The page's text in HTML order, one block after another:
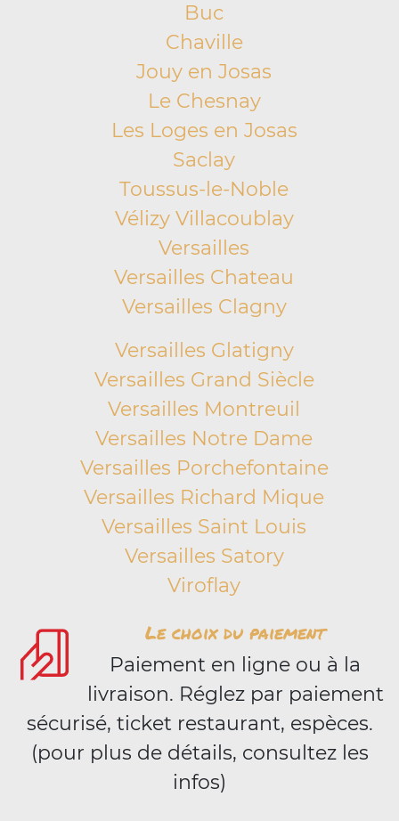
Buc
Chaville
Jouy en Josas
Le Chesnay
Les Loges en Josas
Saclay
Toussus-le-Noble
Vélizy Villacoublay
Versailles
Versailles Chateau
Versailles Clagny
Versailles Glatigny
Versailles Grand Siècle
Versailles Montreuil
Versailles Notre Dame
Versailles Porchefontaine
Versailles Richard Mique
Versailles Saint Louis
Versailles Satory
Viroflay
Le choix du paiement
Paiement en ligne ou à la
livraison. Réglez par paiement
sécurisé, ticket restaurant, espèces.
(pour plus de détails, consultez les
infos)